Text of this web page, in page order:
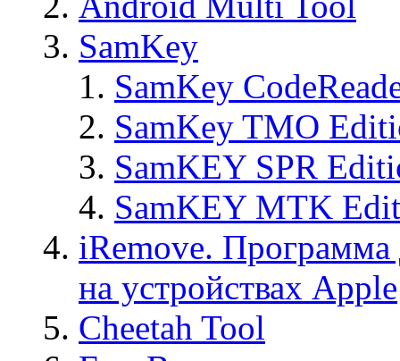
SamKey
SamKey
SamKey TMO
SamKEY SPR
SamKEY MTK
iRemove. Программа
на устройствах Apple
Cheetah Tool